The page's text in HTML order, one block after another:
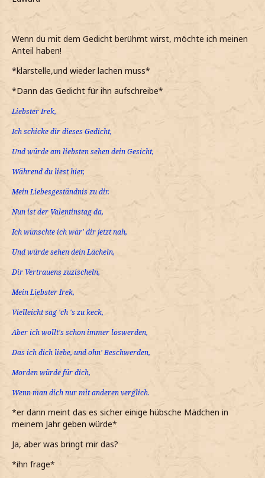
Wenn du mit dem Gedicht berühmt wirst, möchte ich meinen
Anteil haben!
*klarstelle,und wieder lachen muss*
*Dann das Gedicht für ihn aufschreibe*
Liebster Irek,
Ich schicke dir dieses Gedicht,
Und würde am liebsten sehen dein Gesicht,
Während du liest hier,
Mein Liebesgeständnis zu dir.
Nun ist der Valentinstag da,
Ich wünschte ich wär' dir jetzt nah,
Und würde sehen dein Lächeln,
Dir Vertrauens zuzischeln,
Mein Liebster Irek,
Vielleicht sag 'ch 's zu keck,
Aber ich wollt's schon immer loswerden,
Das ich dich liebe, und ohn' Beschwerden,
Morden würde für dich,
Wenn man dich nur mit anderen verglich.
*er dann meint das es sicher einige hübsche Mädchen in
meinem Jahr geben würde*
Ja, aber was bringt mir das?
*ihn frage*